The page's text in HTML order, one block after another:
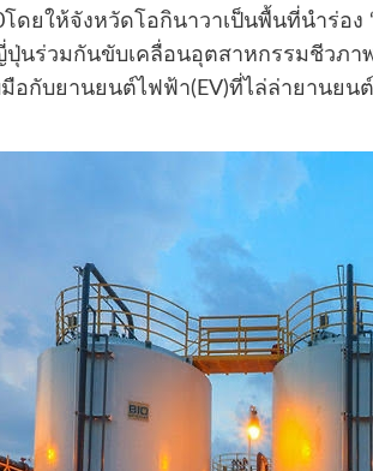
โดยให้จังหวัดโอกินาวาเป็นพื้นที่นำร่อ
นร่วมกันขับเคลื่อนอุตสาหกรรมชีวภ
อกับยานยนต์ไฟฟ้า(EV)ที่ไล่ล่ายานย